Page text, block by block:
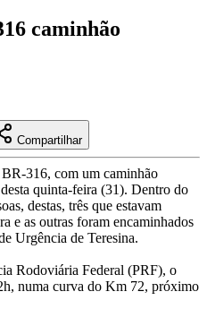
caminhão
Compartilhar
316, com um caminhão
quinta-feira (31). Dentro do
destas, três que estavam
e as outras foram encaminhados
Urgência de Teresina.
Rodoviária Federal (PRF), o
numa curva do Km 72, próximo